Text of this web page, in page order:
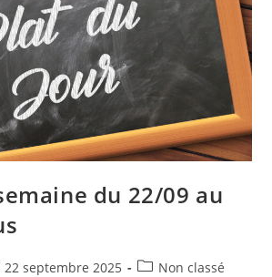
du 22/09 au
22 septembre 2025 Non classé